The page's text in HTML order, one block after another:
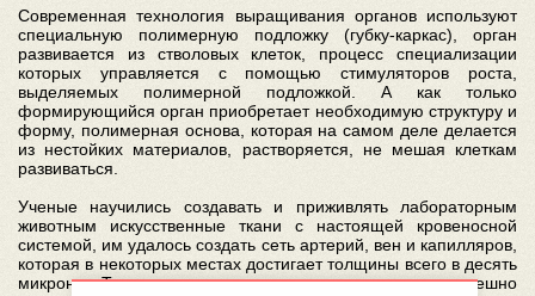
Современная технология выращивания органов используют
специальную полимерную подложку (губку-каркас), орган
развивается из стволовых клеток, процесс специализации
которых управляется с помощью стимуляторов роста,
выделяемых полимерной подложкой. А как только
формирующийся орган приобретает необходимую структуру и
форму, полимерная основа, которая на самом деле делается
из нестойких материалов, растворяется, не мешая клеткам
развиваться.
Ученые научились создавать и приживлять лабораторным
животным искусственные ткани с настоящей кровеносной
системой, им удалось создать сеть артерий, вен и капилляров,
которая в некоторых местах достигает толщины всего в десять
микрон. Такие ткани в ходе эксперимента успешно